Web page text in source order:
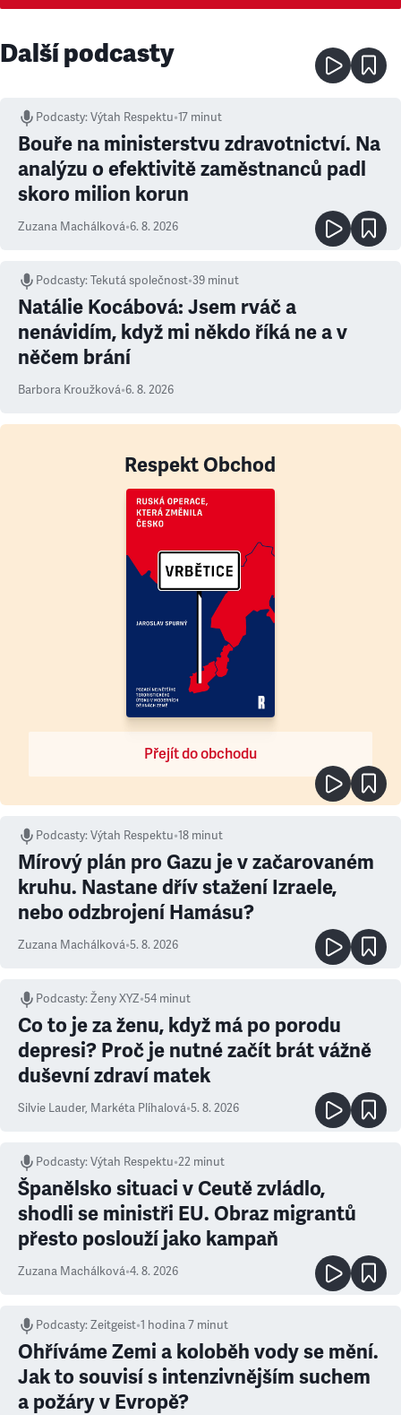
Další podcasty
Podcasty:Výtah Respektu•17 minut
Bouře na ministerstvu zdravotnictví. Na
analýzu o efektivitě zaměstnanců padl
skoro milion korun
Zuzana Machálková•6. 8. 2026
Podcasty:Tekutá společnost•39 minut
Natálie Kocábová: Jsem rváč a
nenávidím, když mi někdo říká ne a v
něčem brání
Barbora Kroužková•6. 8. 2026
Respekt Obchod
Přejít do obchodu
Podcasty:Výtah Respektu•18 minut
Mírový plán pro Gazu je v začarovaném
kruhu. Nastane dřív stažení Izraele,
nebo odzbrojení Hamásu?
Zuzana Machálková•5. 8. 2026
Podcasty:Ženy XYZ•54 minut
Co to je za ženu, když má po porodu
depresi? Proč je nutné začít brát vážně
duševní zdraví matek
Silvie Lauder, Markéta Plíhalová•5. 8. 2026
Podcasty:Výtah Respektu•22 minut
Španělsko situaci v Ceutě zvládlo,
shodli se ministři EU. Obraz migrantů
přesto poslouží jako kampaň
Zuzana Machálková•4. 8. 2026
Podcasty:Zeitgeist•1 hodina 7 minut
Ohříváme Zemi a koloběh vody se mění.
Jak to souvisí s intenzivnějším suchem
a požáry v Evropě?